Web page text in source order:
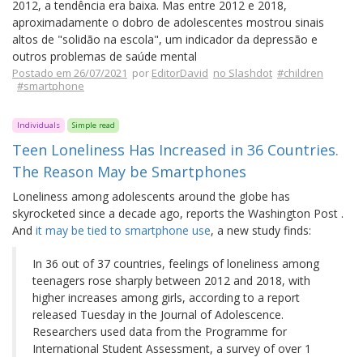
2012, a tendência era baixa. Mas entre 2012 e 2018,
aproximadamente o dobro de adolescentes mostrou sinais
altos de "solidão na escola", um indicador da depressão e
outros problemas de saúde mental
Postado em 26/07/2021 por EditorDavid no Slashdot #children
#smartphone
Individuals Simple read
Teen Loneliness Has Increased in 36 Countries.
The Reason May be Smartphones
Loneliness among adolescents around the globe has
skyrocketed since a decade ago, reports the Washington Post .
And it may be tied to smartphone use, a new study finds:
In 36 out of 37 countries, feelings of loneliness among
teenagers rose sharply between 2012 and 2018, with
higher increases among girls, according to a report
released Tuesday in the Journal of Adolescence.
Researchers used data from the Programme for
International Student Assessment, a survey of over 1